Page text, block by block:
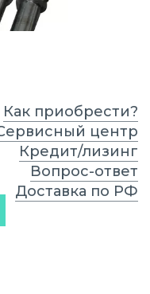
Как приобрести?
центр
Кредит/лизинг
Вопрос-ответ
Доставка по РФ